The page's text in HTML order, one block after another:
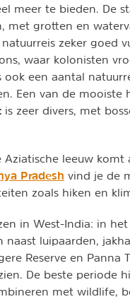
meer te bieden. De
met grotten en
zeker goed
waar kolonisten
een aantal
Een van de mooiste
is zeer divers, met
Aziatische leeuw komt
Pradesh vind je de
zoals hiken en
in West-India: in het
luipaarden,
Reserve en Panna
De beste periode
met wildlife,